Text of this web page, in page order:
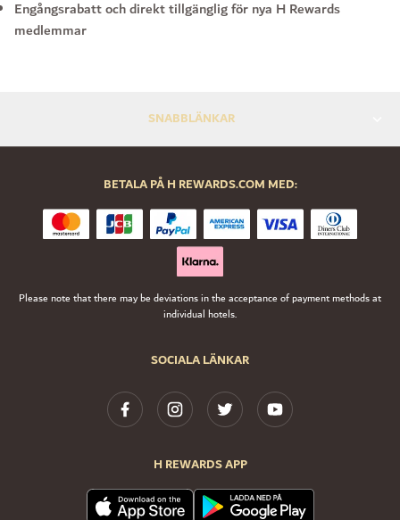
Engångsrabatt och direkt tillgänglig för nya H Rewards
medlemmar
SNABBLÄNKAR
SOCIALA LÄNKAR
H REWARDS APP
BETALA PÅ H REWARDS.COM MED:
Please note that there may be deviations in the acceptance of payment methods at
individual hotels.